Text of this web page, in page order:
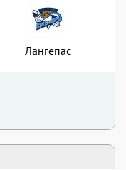
Лангепас